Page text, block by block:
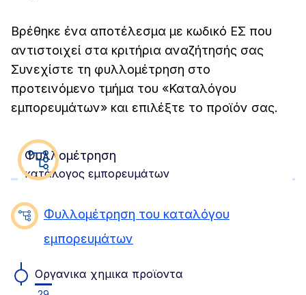
Βρέθηκε ένα αποτέλεσμα με κωδικό ΕΣ που
αντιστοιχεί στα κριτήρια αναζήτησής σας
Συνεχίστε τη φυλλομέτρηση στο
προτεινόμενο τμήμα του «Καταλόγου
εμπορευμάτων» και επιλέξτε το προϊόν σας.
Φυλλομέτρηση
κατάλογος εμπορευμάτων
Φυλλομέτρηση του καταλόγου
εμπορευμάτων
Οργανικα χημικα προϊοντα